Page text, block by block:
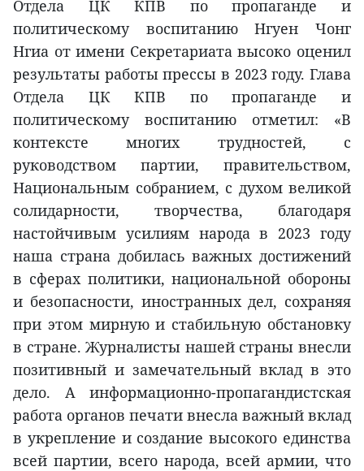
Отдела ЦК КПВ по пропаганде и
политическому воспитанию Нгуен Чонг
Нгиа от имени Секретариата высоко оценил
результаты работы прессы в 2023 году. Глава
Отдела ЦК КПВ по пропаганде и
политическому воспитанию отметил: «В
контексте многих трудностей, с
руководством партии, правительством,
Национальным собранием, с духом великой
солидарности, творчества, благодаря
настойчивым усилиям народа в 2023 году
наша страна добилась важных достижений
в сферах политики, национальной обороны
и безопасности, иностранных дел, сохраняя
при этом мирную и стабильную обстановку
в стране. Журналисты нашей страны внесли
позитивный и замечательный вклад в это
дело. А информационно-пропагандистская
работа органов печати внесла важный вклад
в укрепление и создание высокого единства
всей партии, всего народа, всей армии, что